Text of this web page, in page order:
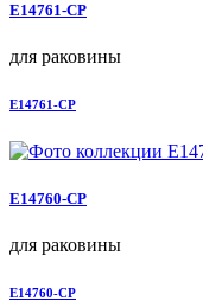
E14761-CP
для раковины
E14761-CP
E14760-CP
для раковины
E14760-CP